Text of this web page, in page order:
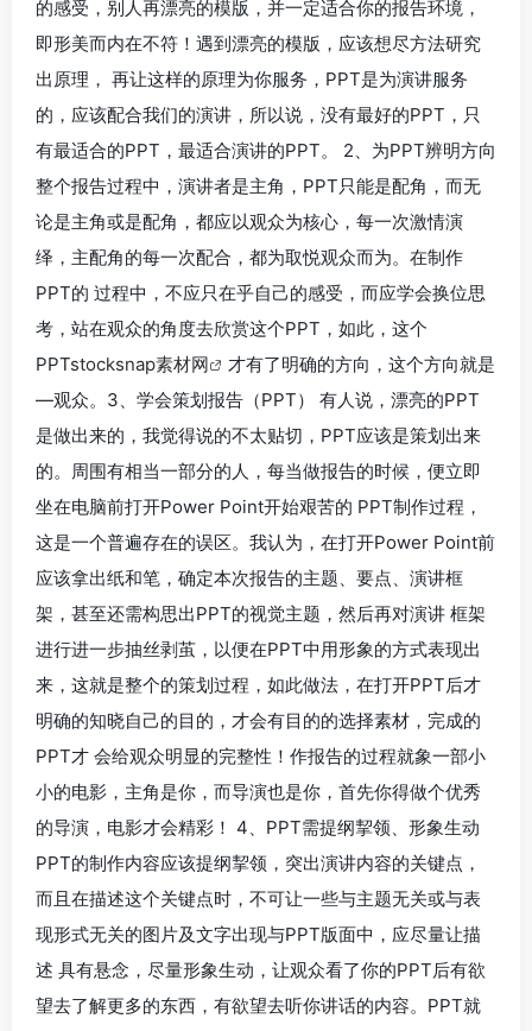
的感受，别人再漂亮的模版，并一定适合你的报告环境，
即形美而内在不符！遇到漂亮的模版，应该想尽方法研究
出原理， 再让这样的原理为你服务，PPT是为演讲服务
的，应该配合我们的演讲，所以说，没有最好的PPT，只
有最适合的PPT，最适合演讲的PPT。 2、为PPT辨明方向
整个报告过程中，演讲者是主角，PPT只能是配角，而无
论是主角或是配角，都应以观众为核心，每一次激情演
绎，主配角的每一次配合，都为取悦观众而为。在制作
PPT的 过程中，不应只在乎自己的感受，而应学会换位思
考，站在观众的角度去欣赏这个PPT，如此，这个
PPTstocksnap素材网
才有了明确的方向，这个方向就是
—观众。3、学会策划报告（PPT） 有人说，漂亮的PPT
是做出来的，我觉得说的不太贴切，PPT应该是策划出来
的。周围有相当一部分的人，每当做报告的时候，便立即
坐在电脑前打开Power Point开始艰苦的 PPT制作过程，
这是一个普遍存在的误区。我认为，在打开Power Point前
应该拿出纸和笔，确定本次报告的主题、要点、演讲框
架，甚至还需构思出PPT的视觉主题，然后再对演讲 框架
进行进一步抽丝剥茧，以便在PPT中用形象的方式表现出
来，这就是整个的策划过程，如此做法，在打开PPT后才
明确的知晓自己的目的，才会有目的的选择素材，完成的
PPT才 会给观众明显的完整性！作报告的过程就象一部小
小的电影，主角是你，而导演也是你，首先你得做个优秀
的导演，电影才会精彩！ 4、PPT需提纲挈领、形象生动
PPT的制作内容应该提纲挈领，突出演讲内容的关键点，
而且在描述这个关键点时，不可让一些与主题无关或与表
现形式无关的图片及文字出现与PPT版面中，应尽量让描
述 具有悬念，尽量形象生动，让观众看了你的PPT后有欲
望去了解更多的东西，有欲望去听你讲话的内容。PPT就